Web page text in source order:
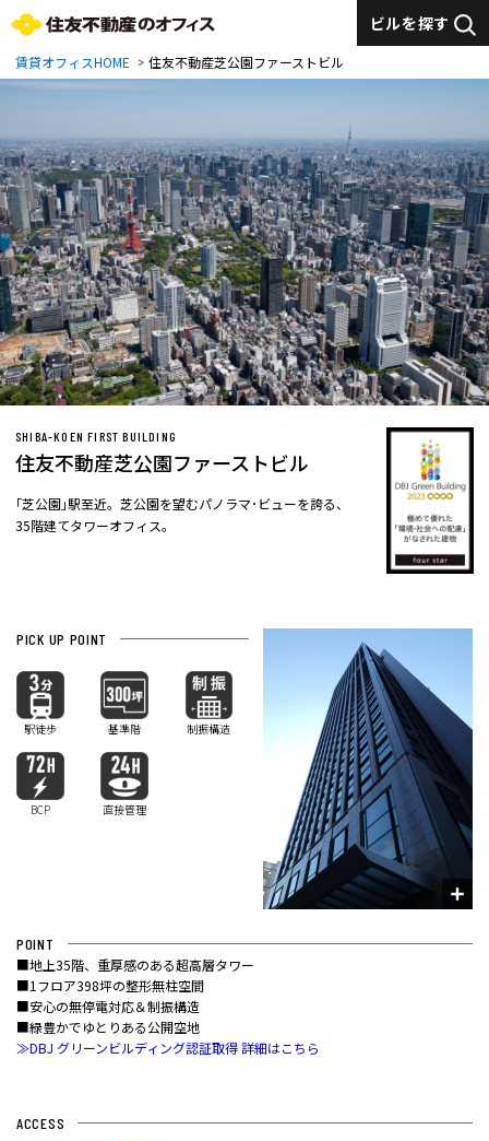
ビルを探す
賃貸オフィスHOME 住友不動産芝公園ファーストビル
SHIBA-KOEN FIRST BUILDING
住友不動産芝公園ファーストビル
｢芝公園｣駅至近。芝公園を望むパノラマ･ビューを誇る、
35階建てタワーオフィス。
PICK UP POINT
駅徒歩 基準階 制振構造
BCP 直接管理
POINT
■地上35階、重厚感のある超高層タワー
■1フロア398坪の整形無柱空間
■安心の無停電対応＆制振構造
■緑豊かでゆとりある公開空地
≫DBJ グリーンビルディング認証取得 詳細はこちら
ACCESS